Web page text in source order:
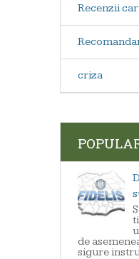
Recenzii
criza
de
sigure